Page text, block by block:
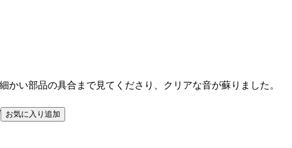
い部品の具合まで見てくださり、クリアな音が蘇りました。